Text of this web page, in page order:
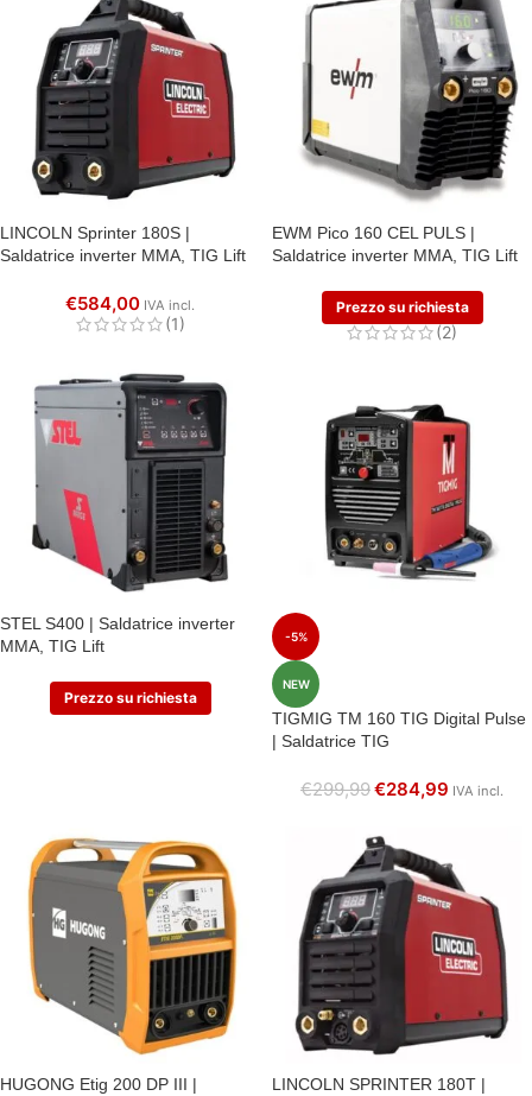
LINCOLN Sprinter 180S |
Saldatrice inverter MMA, TIG Lift
€584,00 IVA incl.
(1)
EWM Pico 160 CEL PULS |
Saldatrice inverter MMA, TIG Lift
Prezzo su richiesta
(2)
STEL S400 | Saldatrice inverter
MMA, TIG Lift
Prezzo su richiesta
-5%
NEW
TIGMIG TM 160 TIG Digital Pulse
| Saldatrice TIG
€299,99€284,99 IVA incl.
HUGONG Etig 200 DP III |
LINCOLN SPRINTER 180T |